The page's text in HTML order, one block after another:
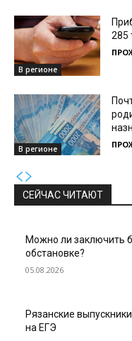
В регионе
285
В регионе
СЕЙЧАС ЧИТАЮТ
Можно ли заключить
обстановке?
05.08.2026
Рязанские
на ЕГЭ